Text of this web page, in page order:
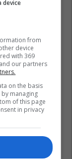
device
from
device
with 369
our partners
on the basis
managing
of this page
in privacy